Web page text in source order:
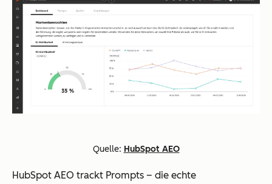
Quelle: HubSpot AEO
HubSpot AEO trackt Prompts – die echte